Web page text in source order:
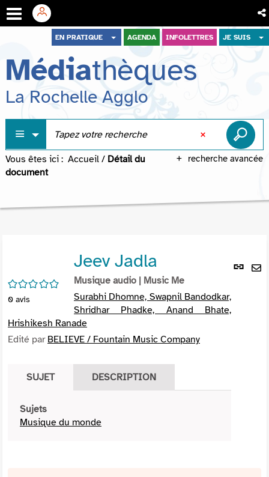
menu
contenu
recherche
EN PRATIQUE AGENDA INFOLETTRES JE SUIS
Médiathèques
La Rochelle Agglo
recherche avancée
Vous êtes ici : Accueil / Détail du
document
Lien
/5
0 avis
Jeev Jadla
Musique audio | Music Me
Surabhi Dhomne, Swapnil Bandodkar,
Shridhar Phadke, Anand Bhate,
Hrishikesh Ranade
Edité par BELIEVE / Fountain Music Company
SUJET DESCRIPTION
Sujets
Musique du monde